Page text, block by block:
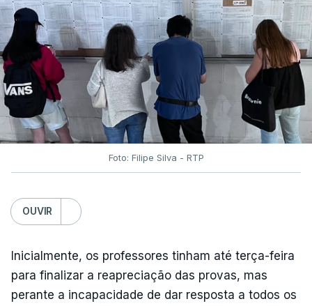
Foto: Filipe Silva - RTP
OUVIR
Inicialmente, os professores tinham até terça-feira
para finalizar a reapreciação das provas, mas
perante a incapacidade de dar resposta a todos os